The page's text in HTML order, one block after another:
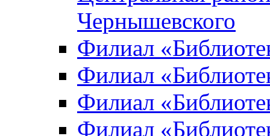
Чернышевского
Филиал
Филиал
Филиал
Филиал